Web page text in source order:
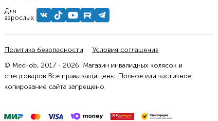
Для
взрослых
Политика безопасности
Условия соглашения
© Med-ob, 2017 - 2026. Магазин инвалидных колясок и
спецтоваров Все права защищены. Полное или частичное
копирование сайта запрещено.